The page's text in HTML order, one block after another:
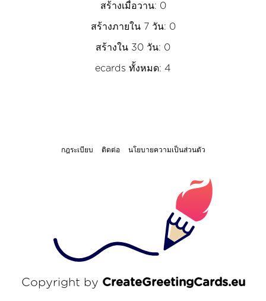
สร้างเมื่อวาน: 0
สร้างภายใน 7 วัน: 0
สร้างใน 30 วัน: 0
ecards ทั้งหมด: 4
กฎระเบียบ ติดต่อ นโยบายความเป็นส่วนตัว
Copyright by CreateGreetingCards.eu